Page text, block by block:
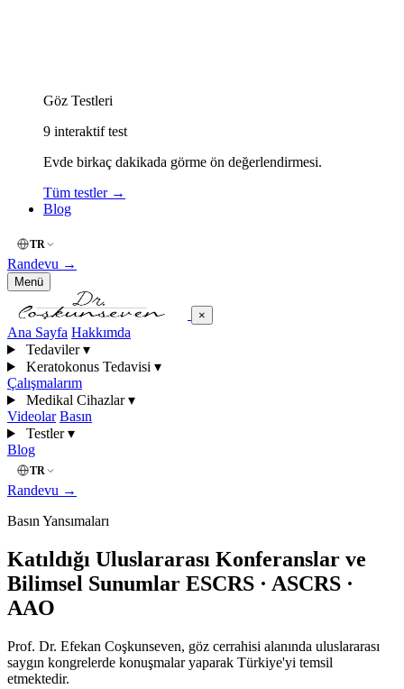
Göz Testleri
9 interaktif test
Evde birkaç dakikada görme ön değerlendirmesi.
Tüm testler →
Blog
TR
Randevu →
Menü
×
Ana Sayfa Hakkımda
Tedaviler ▾
Keratokonus Tedavisi ▾
Çalışmalarım
Medikal Cihazlar ▾
Videolar Basın
Testler ▾
Blog
TR
Randevu →
Basın Yansımaları
Katıldığı Uluslararası Konferanslar ve
Bilimsel Sunumlar ESCRS · ASCRS ·
AAO
Prof. Dr. Efekan Coşkunseven, göz cerrahisi alanında uluslararası
saygın kongrelerde konuşmalar yaparak Türkiye'yi temsil
etmektedir.